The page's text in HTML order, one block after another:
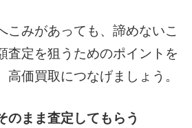
こみがあっても、諦めないこ
査定を狙うためのポイントを
高価買取につなげましょう。
のまま査定してもらう